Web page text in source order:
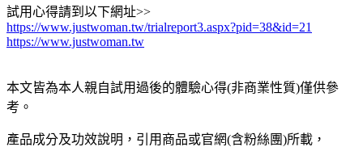
試用心得請到以下網址>>
https://www.justwoman.tw/trialreport3.aspx?pid=38&id=21
https://www.justwoman.tw
本文皆為本人親自試用過後的體驗心得(非商業性質)僅供參
考。
產品成分及功效說明，引用商品或官網(含粉絲團)所載，